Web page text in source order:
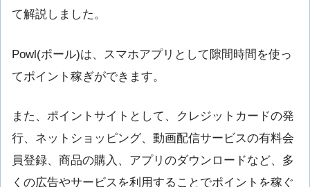
て解説しました。
Powl(ポール)は、スマホアプリとして隙間時間を使っ
てポイント稼ぎができます。
また、ポイントサイトとして、クレジットカードの発
行、ネットショッピング、動画配信サービスの有料会
員登録、商品の購入、アプリのダウンロードなど、多
くの広告やサービスを利用することでポイントを稼ぐ